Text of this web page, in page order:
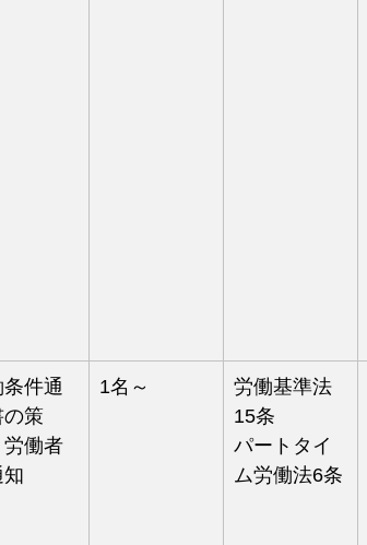
件通
の策
労働者
1名～
労働基準法
15条
パートタイ
ム労働法6条